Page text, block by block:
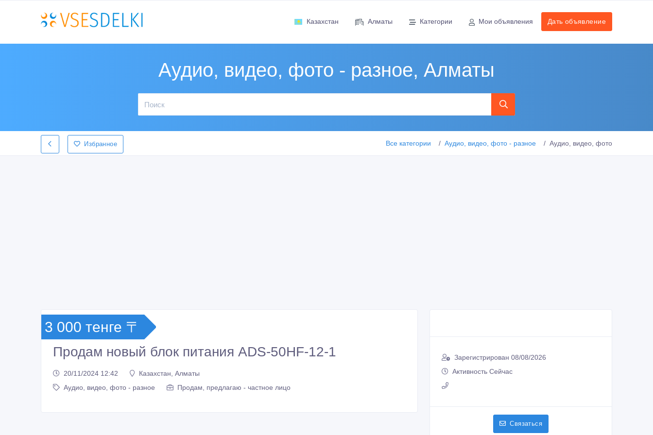
Казахстан Алматы Категории Мои объявления Дать объявление
Аудио, видео, фото - разное, Алматы
Избранное Все категории Аудио, видео, фото - разное Аудио, видео, фото
3 000 тенге 〒
Продам новый блок питания ADS-50HF-12-1
20/11/2024 12:42
Казахстан, Алматы
Аудио, видео, фото - разное
Продам, предлагаю - частное лицо
Зарегистрирован 08/08/2026
Активность Сейчас
Связаться